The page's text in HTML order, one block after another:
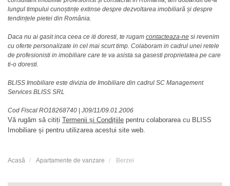
lungul timpului cunoștințe extinse despre dezvoltarea imobiliară și despre
tendințele pietei din România.
Daca nu ai gasit inca ceea ce iti doresti, te rugam contacteaza-ne si revenim
cu oferte personalizate in cel mai scurt timp. Colaboram in cadrul unei retele
de profesionisti in imobiliare care te va asista sa gasesti proprietatea pe care
ti-o doresti.
BLISS Imobiliare este divizia de Imobiliare din cadrul SC Management
Services BLISS SRL
Cod Fiscal RO18268740 | J09/11/09.01.2006
Vă rugăm să citiți Termenii și Condițiile pentru colaborarea cu BLISS
Imobiliare și pentru utilizarea acestui site web.
Acasă Apartamente de vanzare Berzei